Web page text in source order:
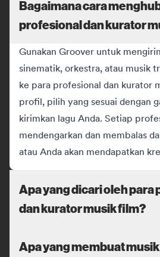
Bagaimana cara
profesional dan kurator
Gunakan Groover untuk
sinematik, orkestra, atau musik
ke para profesional dan kurator
profil, pilih yang sesuai dengan
kirimkan lagu Anda. Setiap
mendengarkan dan membalas
atau Anda akan mendapatkan
Apa yang dicari oleh para
dan kurator musik film?
Apa yang membuat